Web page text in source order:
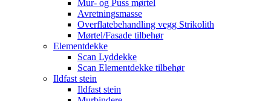
Mur- og Puss mørtel
Avretningsmasse
Overflatebehandling vegg Strikolith
Mørtel/Fasade tilbehør
Elementdekke
Scan Lyddekke
Scan Elementdekke tilbehør
Ildfast stein
Ildfast stein